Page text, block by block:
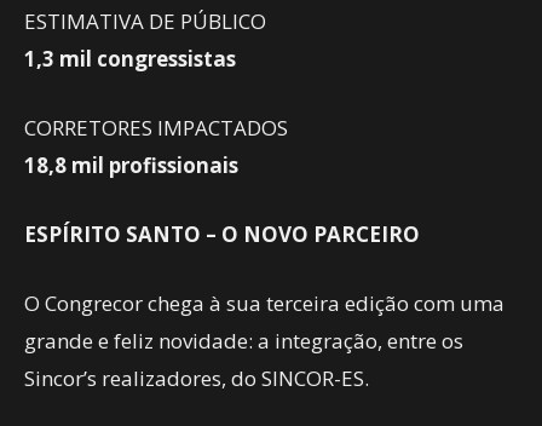
ESTIMATIVA DE PÚBLICO
1,3 mil congressistas
CORRETORES IMPACTADOS
18,8 mil profissionais
ESPÍRITO SANTO – O NOVO PARCEIRO
O Congrecor chega à sua terceira edição com uma
grande e feliz novidade: a integração, entre os
Sincor’s realizadores, do SINCOR-ES.